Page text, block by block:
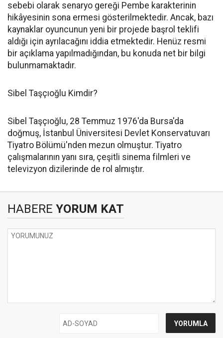
sebebi olarak senaryo gereği Pembe karakterinin
hikâyesinin sona ermesi gösterilmektedir. Ancak, bazı
kaynaklar oyuncunun yeni bir projede başrol teklifi
aldığı için ayrılacağını iddia etmektedir. Henüz resmi
bir açıklama yapılmadığından, bu konuda net bir bilgi
bulunmamaktadır.​
Sibel Taşçıoğlu Kimdir?
Sibel Taşçıoğlu, 28 Temmuz 1976'da Bursa'da
doğmuş, İstanbul Üniversitesi Devlet Konservatuvarı
Tiyatro Bölümü'nden mezun olmuştur. Tiyatro
çalışmalarının yanı sıra, çeşitli sinema filmleri ve
televizyon dizilerinde de rol almıştır. ​
HABERE YORUM KAT